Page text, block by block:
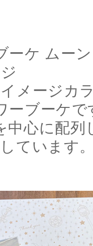
ーケ ムー
メージカ
ーブーケで
中心に配列
ています